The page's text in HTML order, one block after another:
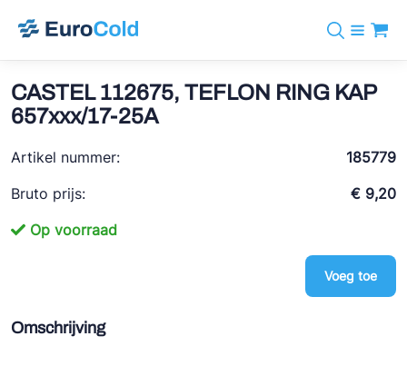
info@eurocold.nl
Merken
BOCK
REFFLEX®
Koudemiddelen
Diensten
Nieuws
Over ons
CASTEL 112675, TEFLON RING KAP
657xxx/17-25A
Artikel nummer:
185779
Bruto prijs:
€ 9,20
Op voorraad
Voeg toe
Omschrijving